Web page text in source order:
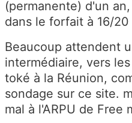
(permanente) d'un
dans le forfait à 16/20
Beaucoup attendent
intermédiaire, vers
toké à la Réunion,
sondage sur ce site.
mal à l'ARPU de Free